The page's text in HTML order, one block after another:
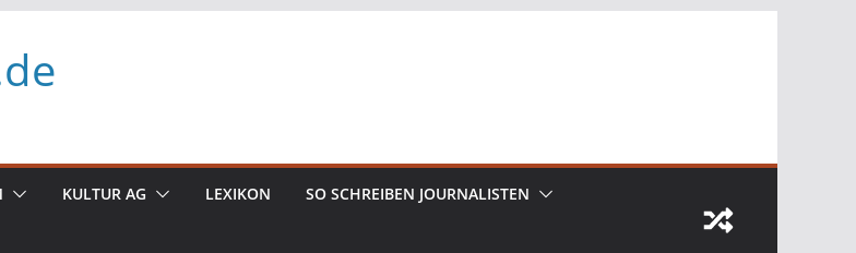
KULTUR AG LEXIKON SO SCHREIBEN JOURNALISTEN